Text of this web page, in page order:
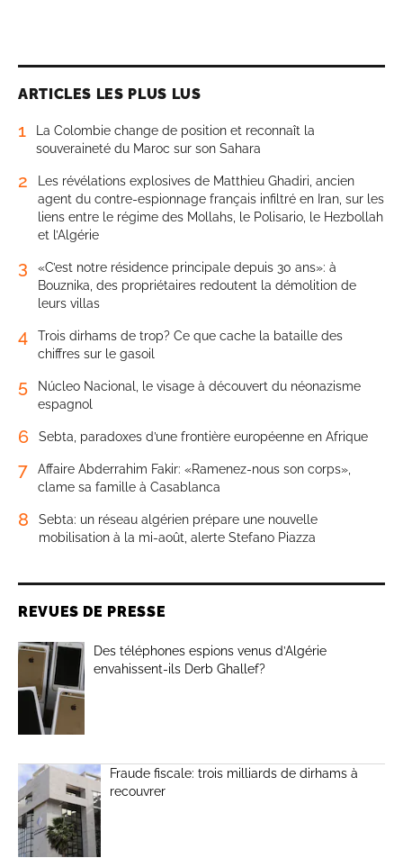
ARTICLES LES PLUS LUS
1
La Colombie change de position et reconnaît la
souveraineté du Maroc sur son Sahara
2
Les révélations explosives de Matthieu Ghadiri, ancien
agent du contre-espionnage français infiltré en Iran, sur les
liens entre le régime des Mollahs, le Polisario, le Hezbollah
et l’Algérie
3
«C’est notre résidence principale depuis 30 ans»: à
Bouznika, des propriétaires redoutent la démolition de
leurs villas
4
Trois dirhams de trop? Ce que cache la bataille des
chiffres sur le gasoil
5
Núcleo Nacional, le visage à découvert du néonazisme
espagnol
6 Sebta, paradoxes d’une frontière européenne en Afrique
7
Affaire Abderrahim Fakir: «Ramenez-nous son corps»,
clame sa famille à Casablanca
8
Sebta: un réseau algérien prépare une nouvelle
mobilisation à la mi-août, alerte Stefano Piazza
REVUES DE PRESSE
Des téléphones espions venus d’Algérie
envahissent-ils Derb Ghallef?
Fraude fiscale: trois milliards de dirhams à
recouvrer